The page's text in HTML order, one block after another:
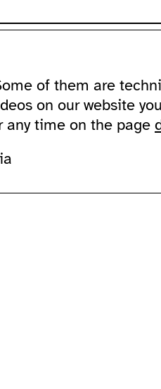
accessible ausland
ausland in sign
wc's
transportation
of them are
on our website
any time on the page